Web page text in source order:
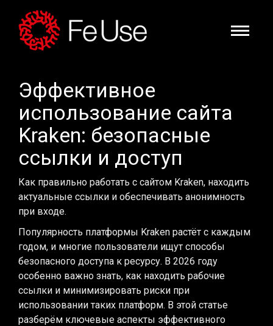
Эффективное
использование сайта
Kraken: безопасные
ссылки и доступ
Как правильно работать с сайтом Kraken, находить
актуальные ссылки и обеспечивать анонимность
при входе.
Популярность платформы Kraken растёт с каждым
годом, и многие пользователи ищут способы
безопасного доступа к ресурсу. В 2026 году
особенно важно знать, как находить рабочие
ссылки и минимизировать риски при
использовании таких платформ. В этой статье
разберём ключевые аспекты эффективного